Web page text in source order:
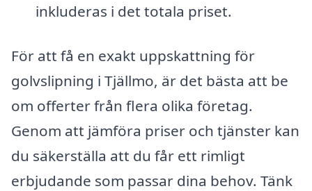
inkluderas i det totala priset.
För att få en exakt uppskattning för
golvslipning i Tjällmo, är det bästa att be
om offerter från flera olika företag.
Genom att jämföra priser och tjänster kan
du säkerställa att du får ett rimligt
erbjudande som passar dina behov. Tänk